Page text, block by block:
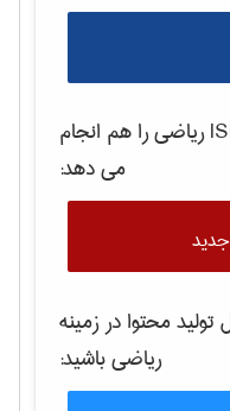
رياضیرا هم انجام
می دهد:
محتوا در زمینه
رياضیباشید: